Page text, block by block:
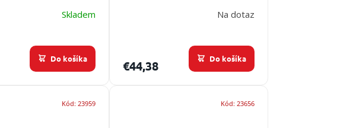
Skladem
Do košíka
Na dotaz
€44,38 Do košíka
Kód:23959 Kód: 23656